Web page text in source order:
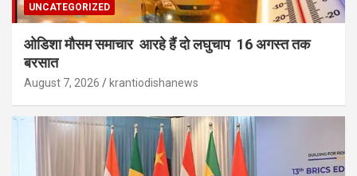
UNCATEGORIZED
ओडिशा मौसम समाचार आरहे हैं दो लघुचाप 16 अगस्त तक
बरसात
August 7, 2026 krantiodishanews